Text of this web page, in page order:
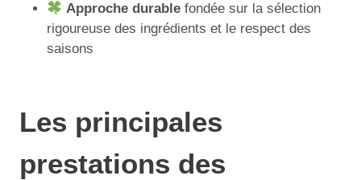
Approche durable fondée sur la sélection
rigoureuse des ingrédients et le respect des
saisons
Les principales
prestations des